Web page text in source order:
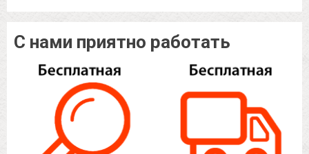
С нами приятно работать